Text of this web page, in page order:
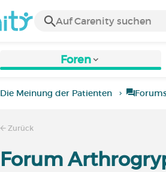
Foren
Die Meinung der Patienten
Zurück
Forum